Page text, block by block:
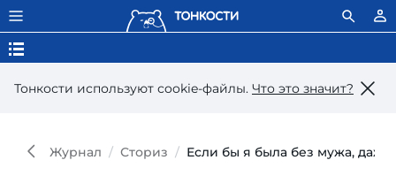
Тонкости используют сookie-файлы. Что это значит?
Журнал Сториз Если бы я была без мужа, даже